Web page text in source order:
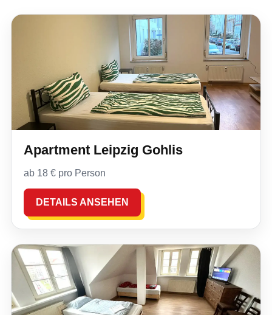
Apartment Leipzig Gohlis
ab 18 € pro Person
DETAILS ANSEHEN